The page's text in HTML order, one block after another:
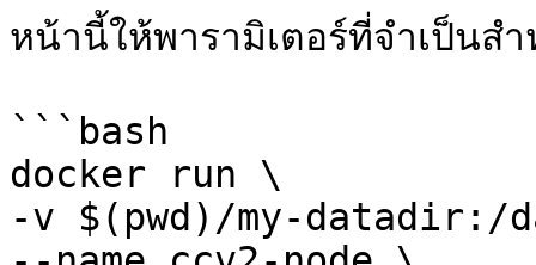
หน้านี้ให้พารามิเตอร์ที่จำเป็น
```bash
docker run \
-v $(pwd)/my-